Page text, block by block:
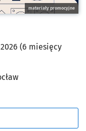
materiały promocyjne
(6 miesięcy